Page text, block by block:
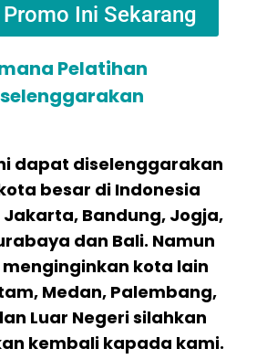
Ini Sekarang
Pelatihan
dapat diselenggarakan
besar di Indonesia
Bandung, Jogja,
dan Bali. Namun
kota lain
Medan, Palembang,
Luar Negeri silahkan
kembali kapada kami.